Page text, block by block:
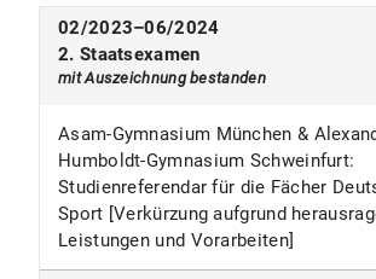
Projektmitarbeiter (50%) an der LMU
Prof. Dr. Michael Rödel im BMBF
Projekt:
Fach PLUS Didaktik –
Handeln im Schulfach Deutsch
09/2018–02/2023
Lehrkraft (25–50%) für die Fächer
am Gisela-Gymnasium München
02/2023–06/2024
2. Staatsexamen
mit Auszeichnung bestanden
Asam-Gymnasium München &
Humboldt-Gymnasium Schweinfurt:
Studienreferendar für die Fächer
Sport [Verkürzung aufgrund
Leistungen und Vorarbeiten]